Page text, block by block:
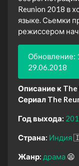
Reunion 2018 в
языке. Сьемки
режиссером
Обновление:
29.06.2018
Описание к The
Сериал The
Год выхода:
Страна: Индия
Жанр: драма 😫